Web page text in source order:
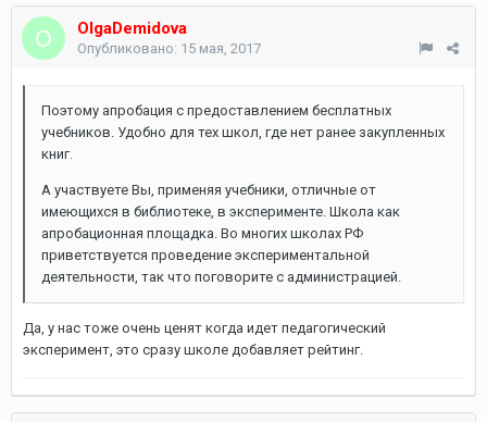
OlgaDemidova
Опубликовано: 15 мая, 2017
Поэтому апробация с предоставлением бесплатных
учебников. Удобно для тех школ, где нет ранее закупленных
книг.
А участвуете Вы, применяя учебники, отличные от
имеющихся в библиотеке, в эксперименте. Школа как
апробационная площадка. Во многих школах РФ
приветствуется проведение экспериментальной
деятельности, так что поговорите с администрацией.
Да, у нас тоже очень ценят когда идет педагогический
эксперимент, это сразу школе добавляет рейтинг.